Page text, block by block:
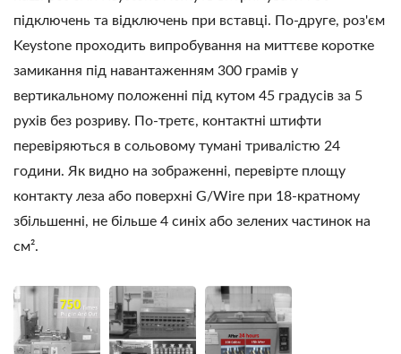
підключень та відключень при вставці. По-друге, роз'єм
Keystone проходить випробування на миттєве коротке
замикання під навантаженням 300 грамів у
вертикальному положенні під кутом 45 градусів за 5
рухів без розриву. По-третє, контактні штифти
перевіряються в сольовому тумані тривалістю 24
години. Як видно на зображенні, перевірте площу
контакту леза або поверхні G/Wire при 18-кратному
збільшенні, не більше 4 синіх або зелених частинок на
см².